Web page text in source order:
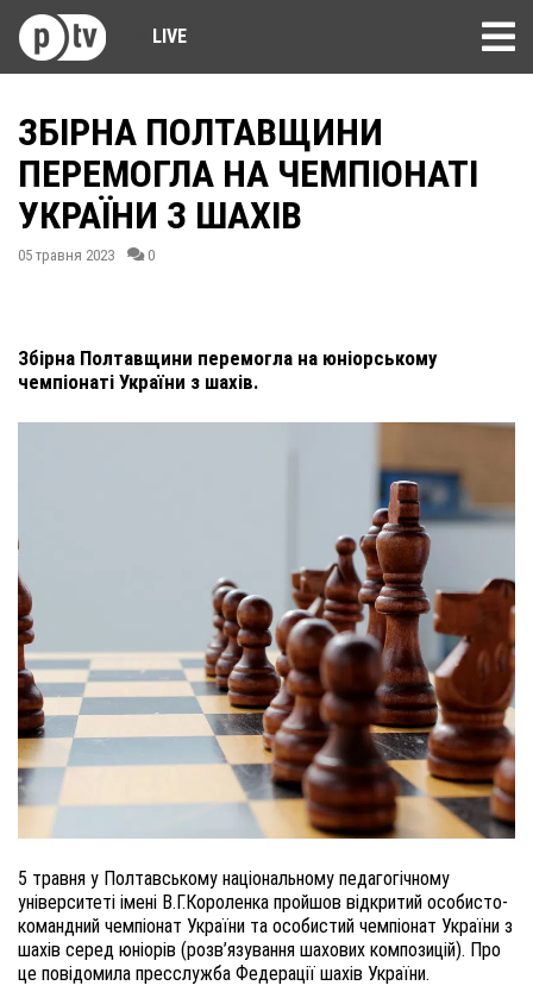
LIVE
ЗБІРНА ПОЛТАВЩИНИ
ПЕРЕМОГЛА НА ЧЕМПІОНАТІ
УКРАЇНИ З ШАХІВ
05 травня 2023 0
Збірна Полтавщини перемогла на юніорському
чемпіонаті України з шахів.
5 травня у Полтавському національному педагогічному
університеті імені В.Г.Короленка пройшов відкритий особисто-
командний чемпіонат України та особистий чемпіонат України з
шахів серед юніорів (розв’язування шахових композицій). Про
це повідомила пресслужба Федерації шахів України.